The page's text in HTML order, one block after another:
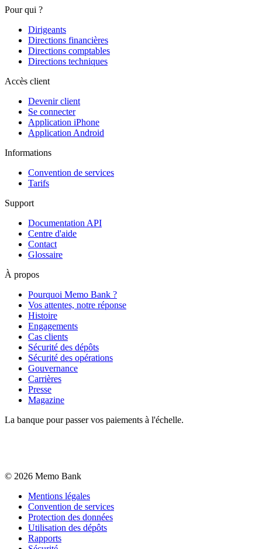
Pour qui ?
Dirigeants
Directions financières
Directions comptables
Directions techniques
Accès client
Devenir client
Se connecter
Application iPhone
Application Android
Informations
Convention de services
Tarifs
Support
Documentation API
Centre d'aide
Contact
Glossaire
À propos
Pourquoi Memo Bank ?
Vos attentes, notre réponse
Histoire
Engagements
Cas clients
Sécurité des dépôts
Sécurité des opérations
Gouvernance
Carrières
Presse
Magazine
La banque pour passer vos paiements à l'échelle.
© 2026 Memo Bank
Mentions légales
Convention de services
Protection des données
Utilisation des dépôts
Rapports